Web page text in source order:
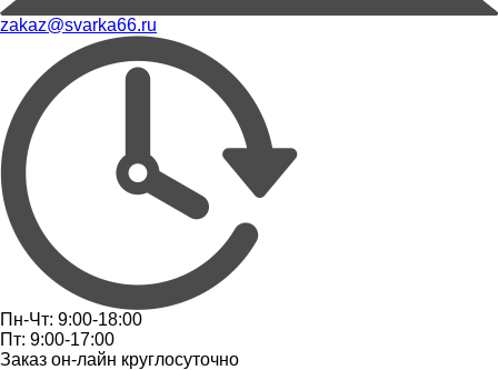
zakaz@svarka66.ru
Пн-Чт: 9:00-18:00
Пт: 9:00-17:00
Заказ он-лайн круглосуточно